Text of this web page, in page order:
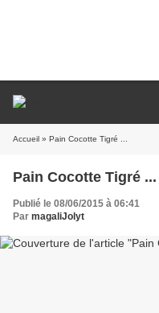
Accueil » Pain Cocotte Tigré ...
Pain Cocotte Tigré ...
Publié le 08/06/2015 à 06:41
Par magaliJolyt